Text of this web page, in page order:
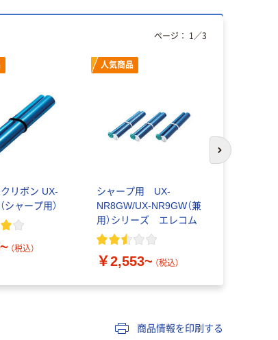
リボン UX-
シャープ用）
（税込）
人気商品
シャープ用 UX-
NR8GW/UX-NR9GW（兼
用）シリーズ エレコム
￥2,553~ （税込）
ページ： 1 ／3
次のスライド
商品情報を印刷する